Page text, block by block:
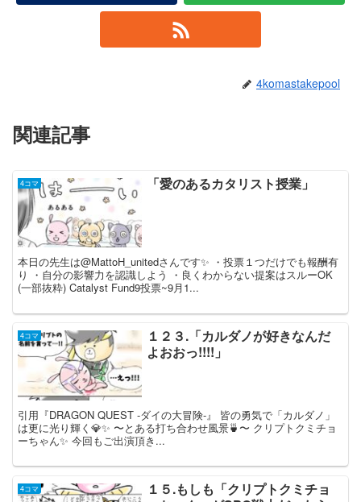
4komastakepool
関連記事
4コマ 「愛のあるカタリスト授業」
本日の先生は@MattoH_unitedさんです✨ ・投票１つだけでも報酬有
り ・自分の影響力を認識しよう ・良くわからない提案はスルーOK
(一部抜粋) Catalyst Fund9投票~9月1...
4コマ
１２３.「カルダノが好きなんだ
よおおっ!!!!」
引用『DRAGON QUEST -ダイの大冒険-』 皆の勇気で「カルダノ」
は更に光り輝く💎✨ 〜とある打ち合わせ風景🍵〜 クリプトクミチョ
ーちゃん✨ 今回もご出演頂き...
4コマ
１５.もしも「クリプトクミチョ